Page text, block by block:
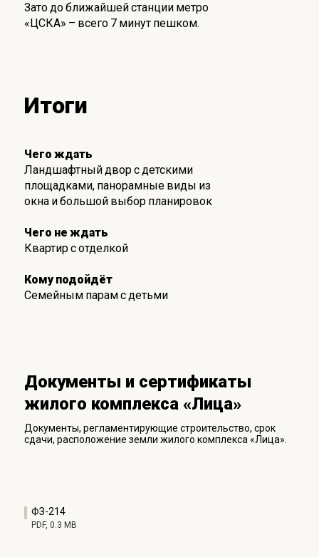
Зато до ближайшей станции метро
«ЦСКА» – всего 7 минут пешком.
Итоги
Чего ждать
Ландшафтный двор с детскими
площадками, панорамные виды из
окна и большой выбор планировок
Чего не ждать
Квартир с отделкой
Кому подойдёт
Семейным парам с детьми
Документы и сертификаты
жилого комплекса «Лица»
Документы, регламентирующие строительство, срок
сдачи, расположение земли жилого комплекса «Лица».
ФЗ-214
PDF, 0.3 MB